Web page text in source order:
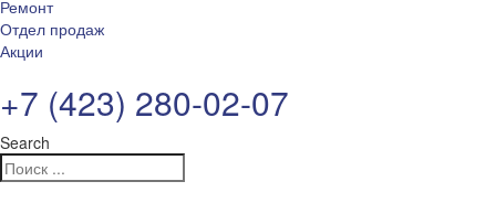
Ремонт
Отдел продаж
Акции
+7 (423) 280-02-07
Search